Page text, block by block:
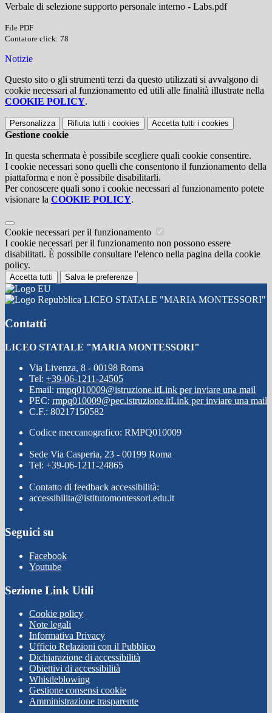
Verbale di selezione supporto personale interno - Labs.pdf
File PDF
Contatore click: 78
Notizie
Questo sito o gli strumenti terzi da questo utilizzati si avvalgono di
cookie necessari al funzionamento ed utili alle finalità illustrate nella
COOKIE POLICY.
Personalizza Rifiuta tutti i cookies Accetta tutti i cookies
Gestione cookie
In questa schermata è possibile scegliere quali cookie consentire.
I cookie necessari sono quelli che consentono il funzionamento della
piattaforma e non è possibile disabilitarli.
Per conoscere quali sono i cookie necessari al funzionamento potete
visionare la COOKIE POLICY.
Cookie necessari per il funzionamento
I cookie necessari per il funzionamento non possono essere
disabilitati. È possibile consultare l'elenco nella pagina della cookie
policy.
Accetta tutti Salva le preferenze
LICEO STATALE "MARIA MONTESSORI"
Contatti
LICEO STATALE "MARIA MONTESSORI"
Via Livenza, 8 - 00198 Roma
Tel: +39-06-1211-24505
Email: rmpq010009@istruzione.itLink per inviare una mail
PEC: rmpq010009@pec.istruzione.itLink per inviare una mail
C.F.: 80217150582
Codice meccanografico: RMPQ010009
Sede Via Casperia, 23 - 00199 Roma
Tel: +39-06-1211-24865
Contatto di feedback accessibilità:
accessibilita@istitutomontessori.edu.it
Seguici su
Facebook
Youtube
Sezione Link Utili
Cookie policy
Note legali
Informativa Privacy
Ufficio Relazioni con il Pubblico
Dichiarazione di accessibilità
Obiettivi di accessibilità
Whistleblowing
Gestione consensi cookie
Amministrazione trasparente